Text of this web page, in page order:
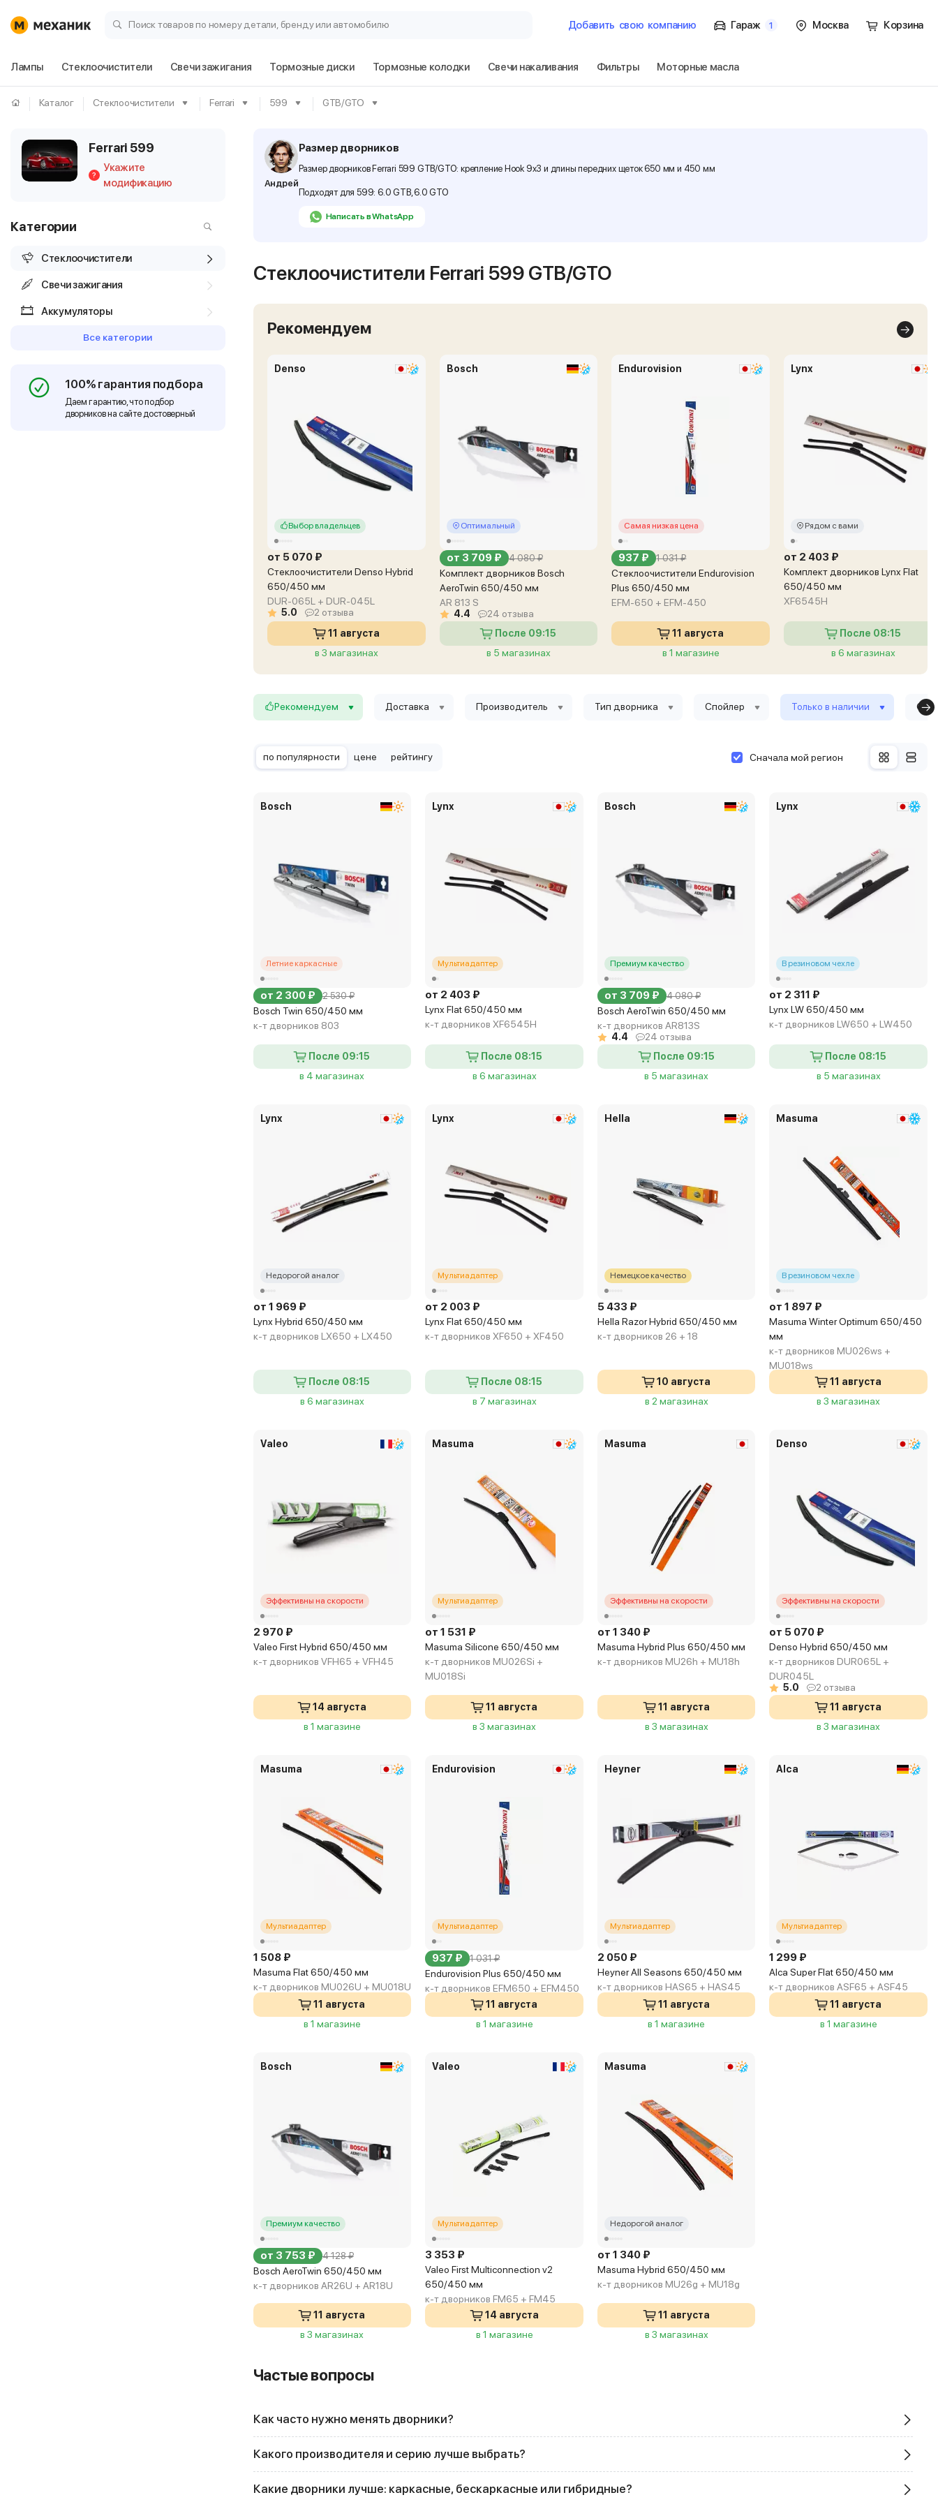
Поиск товаров по номеру детали, бренду или автомобилю Добавить свою компанию Гараж 1
Гараж
Москва Корзина
Лампы Стеклоочистители Свечи зажигания Тормозные диски Тормозные колодки Свечи накаливания Фильтры Моторные масла
Каталог Стеклоочистители Ferrari 599 GTB/GTO
Ferrari 599
?
Укажите
модификацию
Категории
Стеклоочистители
Свечи зажигания
Аккумуляторы
Все категории
100% гарантия подбора
Даем гарантию, что подбор
дворников на сайте достоверный
Андрей
Размер дворников
Размер дворников Ferrari 599 GTB/GTO: крепление Hook 9x3 и длины передних щеток 650 мм и 450 мм
Подходят для 599: 6.0 GTB, 6.0 GTO
Написать в WhatsApp
Стеклоочистители Ferrari 599 GTB/GTO
Рекомендуем
Denso
Выбор владельцев
от 5 070 ₽
Стеклоочистители Denso Hybrid
650/450 мм
DUR-065L + DUR-045L
5.0
2 отзыва
11 августа
в 3 магазинах
Bosch
Оптимальный
от 3 709 ₽ 4 080 ₽
Комплект дворников Bosch
AeroTwin 650/450 мм
AR 813 S
4.4
24 отзыва
После 09:15
в 5 магазинах
Endurovision
Самая низкая цена
937 ₽ 1 031 ₽
Стеклоочистители Endurovision
Plus 650/450 мм
EFM-650 + EFM-450
11 августа
в 1 магазине
Lynx
Рядом с вами
от 2 403 ₽
Комплект дворников Lynx Flat
650/450 мм
XF6545H
После 08:15
в 6 магазинах
Рекомендуем Доставка Производитель Тип дворника Спойлер Только в наличии
по популярности цене рейтингу Сначала мой регион
Bosch
Летние каркасные
от 2 300 ₽ 2 530 ₽
Bosch Twin 650/450 мм
к-т дворников 803
После 09:15
в 4 магазинах
Lynx
Мультиадаптер
от 2 403 ₽
Lynx Flat 650/450 мм
к-т дворников XF6545H
После 08:15
в 6 магазинах
Bosch
Премиум качество
от 3 709 ₽ 4 080 ₽
Bosch AeroTwin 650/450 мм
к-т дворников AR813S
4.4
24 отзыва
После 09:15
в 5 магазинах
Lynx
В резиновом чехле
от 2 311 ₽
Lynx LW 650/450 мм
к-т дворников LW650 + LW450
После 08:15
в 5 магазинах
Lynx
Недорогой аналог
от 1 969 ₽
Lynx Hybrid 650/450 мм
к-т дворников LX650 + LX450
После 08:15
в 6 магазинах
Lynx
Мультиадаптер
от 2 003 ₽
Lynx Flat 650/450 мм
к-т дворников XF650 + XF450
После 08:15
в 7 магазинах
Hella
Немецкое качество
5 433 ₽
Hella Razor Hybrid 650/450 мм
к-т дворников 26 + 18
10 августа
в 2 магазинах
Masuma
В резиновом чехле
от 1 897 ₽
Masuma Winter Optimum 650/450
мм
к-т дворников MU026ws +
MU018ws
11 августа
в 3 магазинах
Valeo
Эффективны на скорости
2 970 ₽
Valeo First Hybrid 650/450 мм
к-т дворников VFH65 + VFH45
14 августа
в 1 магазине
Masuma
Мультиадаптер
от 1 531 ₽
Masuma Silicone 650/450 мм
к-т дворников MU026Si +
MU018Si
11 августа
в 3 магазинах
Masuma
Эффективны на скорости
от 1 340 ₽
Masuma Hybrid Plus 650/450 мм
к-т дворников MU26h + MU18h
11 августа
в 3 магазинах
Denso
Эффективны на скорости
от 5 070 ₽
Denso Hybrid 650/450 мм
к-т дворников DUR065L +
DUR045L
5.0
2 отзыва
11 августа
в 3 магазинах
Masuma
Мультиадаптер
1 508 ₽
Masuma Flat 650/450 мм
к-т дворников MU026U + MU018U
11 августа
в 1 магазине
Endurovision
Мультиадаптер
937 ₽ 1 031 ₽
Endurovision Plus 650/450 мм
к-т дворников EFM650 + EFM450
11 августа
в 1 магазине
Heyner
Мультиадаптер
2 050 ₽
Heyner All Seasons 650/450 мм
к-т дворников HAS65 + HAS45
11 августа
в 1 магазине
Alca
Мультиадаптер
1 299 ₽
Alca Super Flat 650/450 мм
к-т дворников ASF65 + ASF45
11 августа
в 1 магазине
Bosch
Премиум качество
от 3 753 ₽ 4 128 ₽
Bosch AeroTwin 650/450 мм
к-т дворников AR26U + AR18U
11 августа
в 3 магазинах
Valeo
Мультиадаптер
3 353 ₽
Valeo First Multiconnection v2
650/450 мм
к-т дворников FM65 + FM45
14 августа
в 1 магазине
Masuma
Недорогой аналог
от 1 340 ₽
Masuma Hybrid 650/450 мм
к-т дворников MU26g + MU18g
11 августа
в 3 магазинах
Частые вопросы
Как часто нужно менять дворники?
Какого производителя и серию лучше выбрать?
Какие дворники лучше: каркасные, бескаркасные или гибридные?